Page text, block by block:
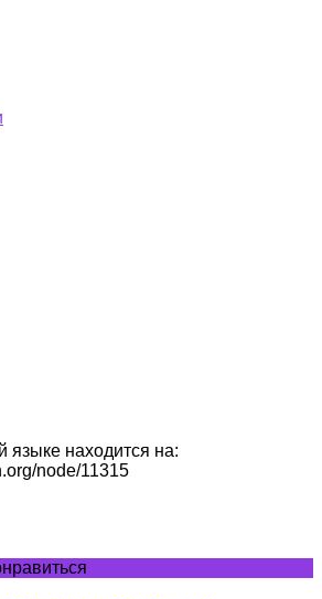
языке находится на:
node/11315